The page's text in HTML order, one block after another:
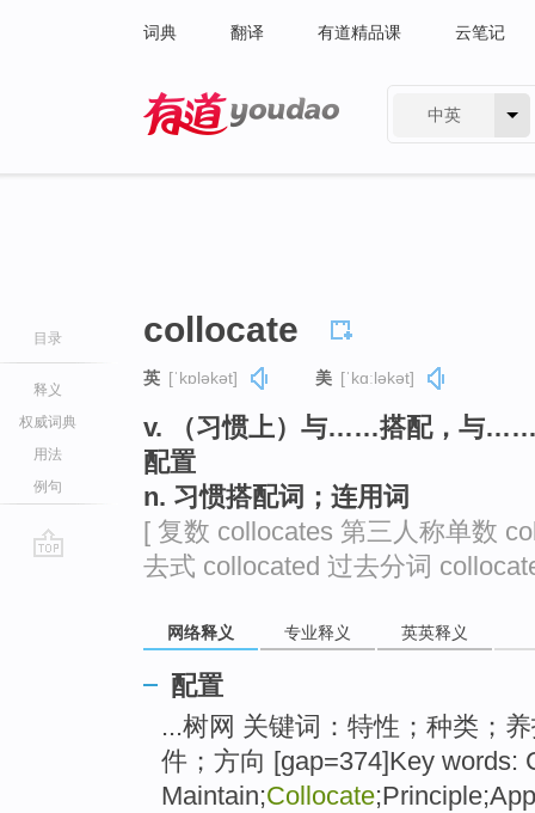
词典 翻译 有道精品课 云笔记
中英
目录
释义
权威词典
用法
例句
collocate
英 [ˈkɒləkət] 美 [ˈkɑːləkət]
v. （习惯上）与……搭配，与……
配置
n. 习惯搭配词；连用词
[ 复数 collocates 第三人称单数
去式 collocated 过去分词
网络释义 专业释义 英英释义
配置
...树网 关键词：特性；种类；
件；方向 [gap=374]Key words:
Maintain;Collocate